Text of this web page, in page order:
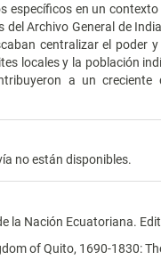
específicos en un
Archivo General de
centralizar el poder
locales y la población
a un
no están disponibles.
la Nación Ecuatoriana.
of Quito, 1690-1830: